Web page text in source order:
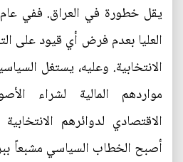
العليا بعدم فرض أي قيود على
الانتخابية. وعليه، يستغل
مواردهم المالية لشراء
الاقتصادي لدوائرهم
أصبح الخطاب السياسي مشبعاً